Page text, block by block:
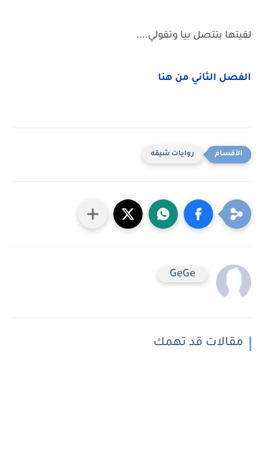
لقيتها بتتصل بيا وتقولي....
الفصل الثاني من هنا
روايات شيقه
GeGe
مقالات قد تهمك